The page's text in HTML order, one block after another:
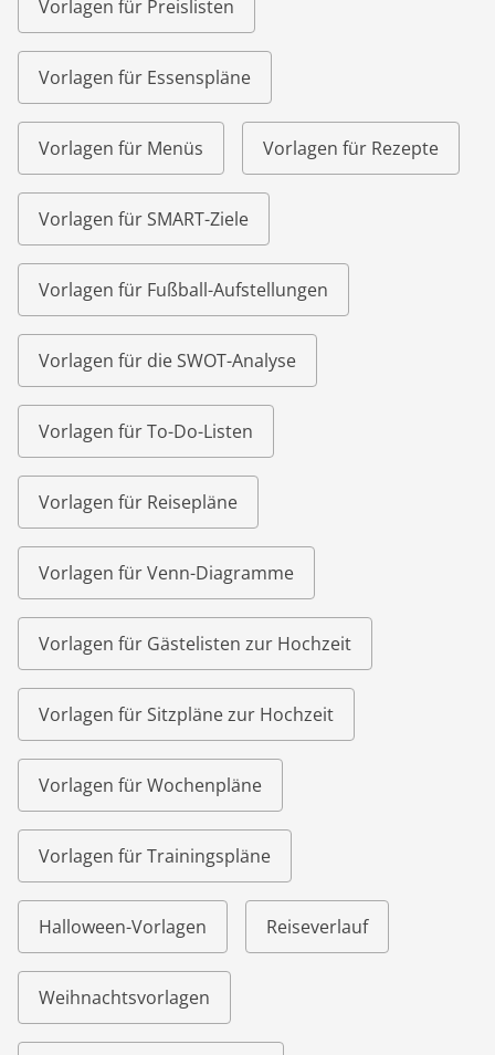
Vorlagen für Preislisten
Vorlagen für Essenspläne
Vorlagen für Menüs Vorlagen für Rezepte
Vorlagen für SMART-Ziele
Vorlagen für Fußball-Aufstellungen
Vorlagen für die SWOT-Analyse
Vorlagen für To-Do-Listen
Vorlagen für Reisepläne
Vorlagen für Venn-Diagramme
Vorlagen für Gästelisten zur Hochzeit
Vorlagen für Sitzpläne zur Hochzeit
Vorlagen für Wochenpläne
Vorlagen für Trainingspläne
Halloween-Vorlagen Reiseverlauf
Weihnachtsvorlagen